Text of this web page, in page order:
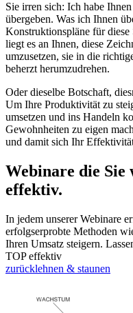
Sie irren sich: Ich habe
übergeben. Was ich Ihnen
Konstruktionspläne für diese
liegt es an Ihnen, diese
umzusetzen, sie in die
beherzt herumzudrehen.
Oder dieselbe Botschaft,
Um Ihre Produktivität zu
umsetzen und ins Handeln
Gewohnheiten zu eigen
und damit sich Ihr
Webinare die
effektiv.
In jedem unserer Webinare
erfolgserprobte Methoden
Ihren Umsatz steigern.
TOP effektiv
zurücklehnen & staunen